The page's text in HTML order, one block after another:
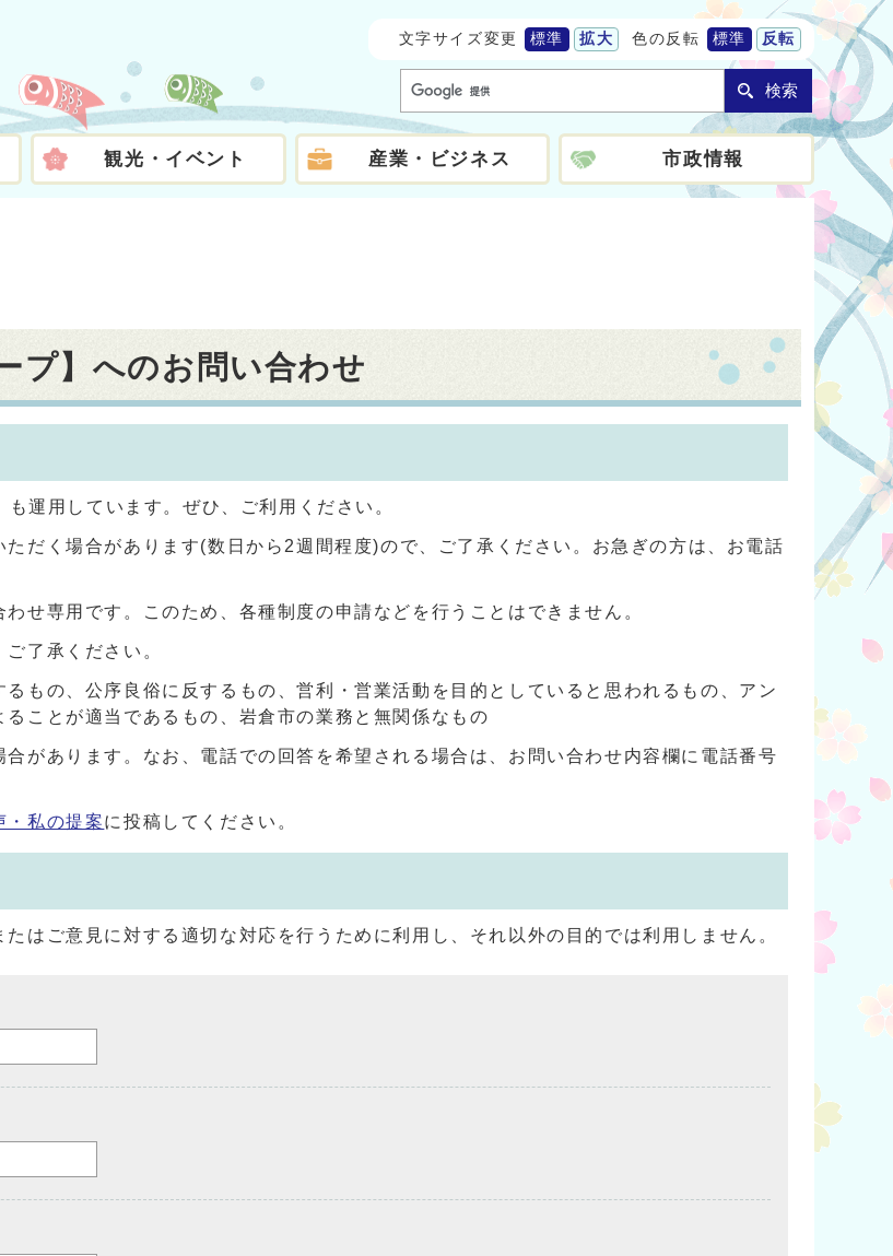
文字サイズ変更 標準 拡大 色の反転 標準 反転
検索
観光・イベント 産業・ビジネス 市政情報
プ】へのお問い合わせ
運用しています。ぜひ、ご利用ください。
だく場合があります(数日から2週間程度)ので、ご了承ください。お急ぎの方は、お電話
せ専用です。このため、各種制度の申請などを行うことはできません。
了承ください。
もの、公序良俗に反するもの、営利・営業活動を目的としていると思われるもの、アン
ことが適当であるもの、岩倉市の業務と無関係なもの
があります。なお、電話での回答を希望される場合は、お問い合わせ内容欄に電話番号
・私の提案に投稿してください。
はご意見に対する適切な対応を行うために利用し、それ以外の目的では利用しません。